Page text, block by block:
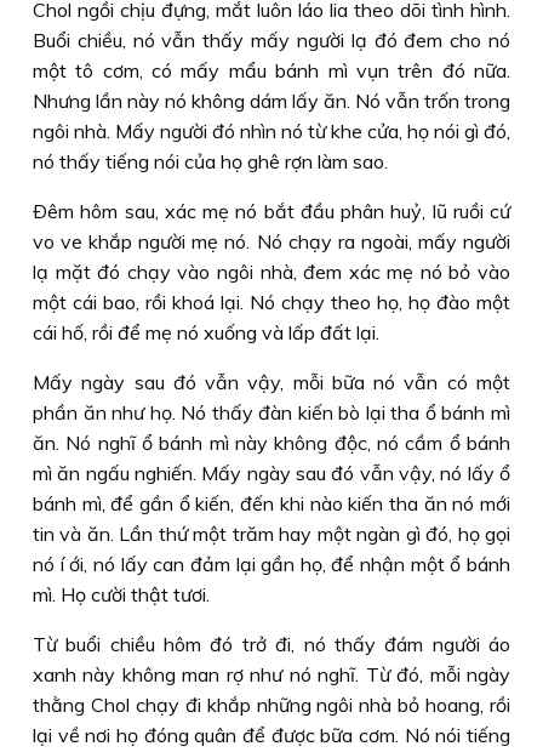
Chol ngồi chịu đựng, mắt luôn láo lia theo dõi tình hình.
Buổi chiều, nó vẫn thấy mấy người lạ đó đem cho nó
một tô cơm, có mấy mẩu bánh mì vụn trên đó nữa.
Nhưng lần này nó không dám lấy ăn. Nó vẫn trốn trong
ngôi nhà. Mấy người đó nhìn nó từ khe cửa, họ nói gì đó,
nó thấy tiếng nói của họ ghê rợn làm sao.
Ðêm hôm sau, xác mẹ nó bắt đầu phân huỷ, lũ ruồi cứ
vo ve khắp người mẹ nó. Nó chạy ra ngoài, mấy người
lạ mặt đó chạy vào ngôi nhà, đem xác mẹ nó bỏ vào
một cái bao, rồi khoá lại. Nó chạy theo họ, họ đào một
cái hố, rồi để mẹ nó xuống và lấp đất lại.
Mấy ngày sau đó vẫn vậy, mỗi bữa nó vẫn có một
phần ăn như họ. Nó thấy đàn kiến bò lại tha ổ bánh mì
ăn. Nó nghĩ ổ bánh mì này không độc, nó cầm ổ bánh
mì ăn ngấu nghiến. Mấy ngày sau đó vẫn vậy, nó lấy ổ
bánh mì, để gần ổ kiến, đến khi nào kiến tha ăn nó mới
tin và ăn. Lần thứ một trăm hay một ngàn gì đó, họ gọi
nó í ới, nó lấy can đảm lại gần họ, để nhận một ổ bánh
mì. Họ cười thật tươi.
Từ buổi chiều hôm đó trở đi, nó thấy đám người áo
xanh này không man rợ như nó nghĩ. Từ đó, mỗi ngày
thằng Chol chạy đi khắp những ngôi nhà bỏ hoang, rồi
lại về nơi họ đóng quân để được bữa cơm. Nó nói tiếng